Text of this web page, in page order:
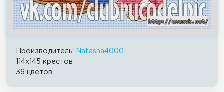
Производитель:
Natasha4000
114x145 крестов
36 цветов